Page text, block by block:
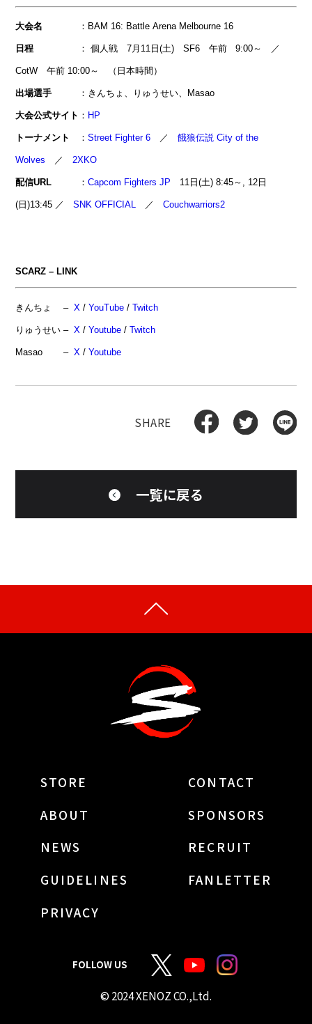
大会名 ：BAM 16: Battle Arena Melbourne 16
日程 ： 個人戦 7月11日(土) SF6 午前 9:00～ ／
CotW 午前 10:00～ （日本時間）
出場選手 ：きんちょ、りゅうせい、Masao
大会公式サイト ： HP
トーナメント ： Street Fighter 6／ 餓狼伝説 City of the
Wolves ／ 2XKO
配信URL ： Capcom Fighters JP 11日(土) 8:45～, 12日
(日)13:45 ／ SNK OFFICIAL／ Couchwarriors2
SCARZ – LINK
きんちょ – X / YouTube/ Twitch
りゅうせい – X / Youtube/ Twitch
Masao – X / Youtube
一覧に戻る
STORE
CONTACT
ABOUT
SPONSORS
NEWS
RECRUIT
GUIDELINES
FANLETTER
PRIVACY
© 2024 XENOZ CO.,Ltd.
FOLLOW US